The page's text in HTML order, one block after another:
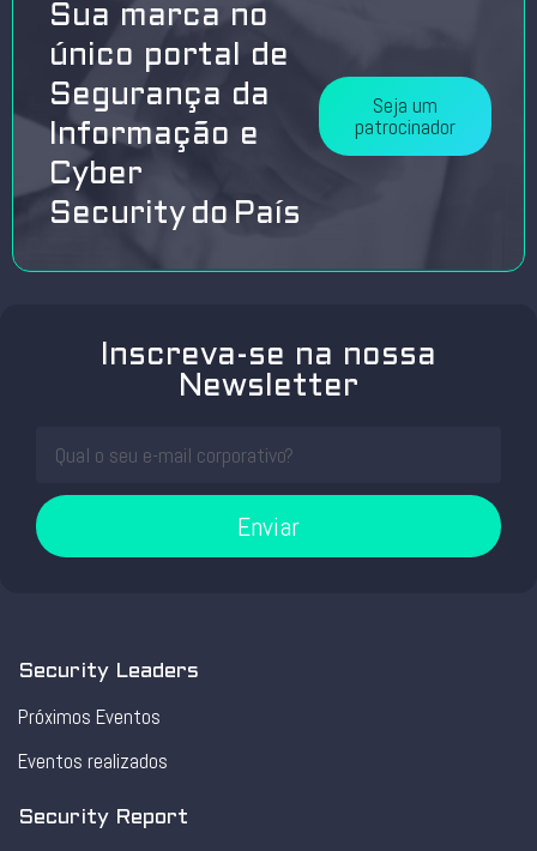
Sua marca no
único portal de
Segurança da
Informação e
Cyber
Security do País
Seja um
patrocinador
Inscreva-se na nossa
Newsletter
Enviar
Security Leaders
Próximos Eventos
Eventos realizados
Security Report